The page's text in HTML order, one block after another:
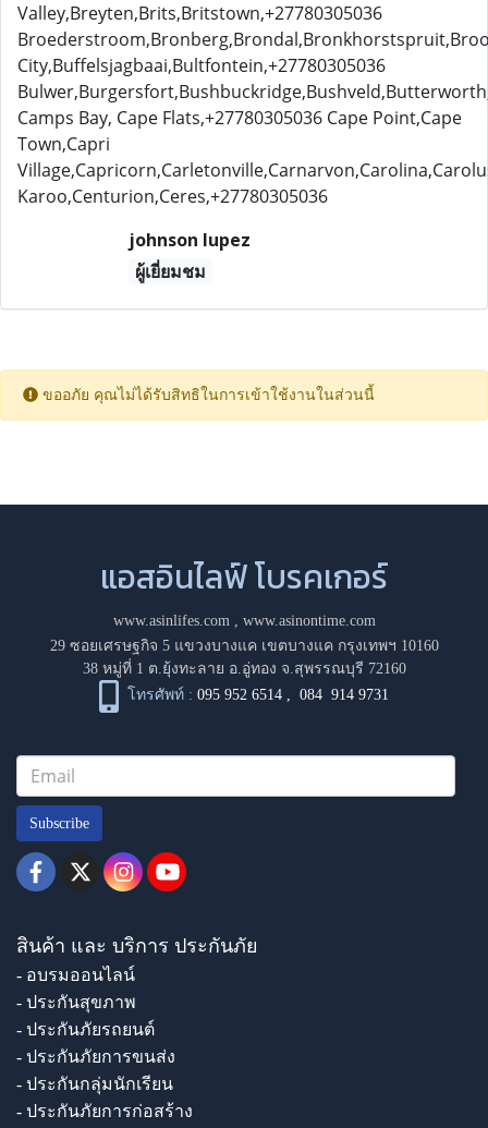
Valley,Breyten,Brits,Britstown,+27780305036
City,Buffelsjagbaai,Bultfontein,+27780305036
Camps Bay, Cape Flats,+27780305036 Cape Point,Cape
Town,Capri
Karoo,Centurion,Ceres,+27780305036
johnson lupez
ผู้เยี่ยมชม
ขออภัย คุณไม่ได้รับสิทธิในการเข้าใช้งานในส่วนนี้
แอสอินไลฟ์ โบรคเกอร์
www.asinlifes.com, www.asinontime.com
29 ซอยเศรษฐกิจ 5 แขวงบางแค เขตบางแค กรุงเทพฯ 10160
38 หมู่ที่ 1 ต.ยุ้งทะลาย อ.อู่ทอง จ.สุพรรณบุรี 72160
โทรศัพท์ : 095 952 6514 ,084 914 9731
Subscribe
สินค้า และ บริการ ประกันภัย
- อบรมออนไลน์
- ประกันสุขภาพ
- ประกันภัยรถยนต์
- ประกันภัยการขนส่ง
- ประกันกลุ่มนักเรียน
- ประกันภัยการก่อสร้าง